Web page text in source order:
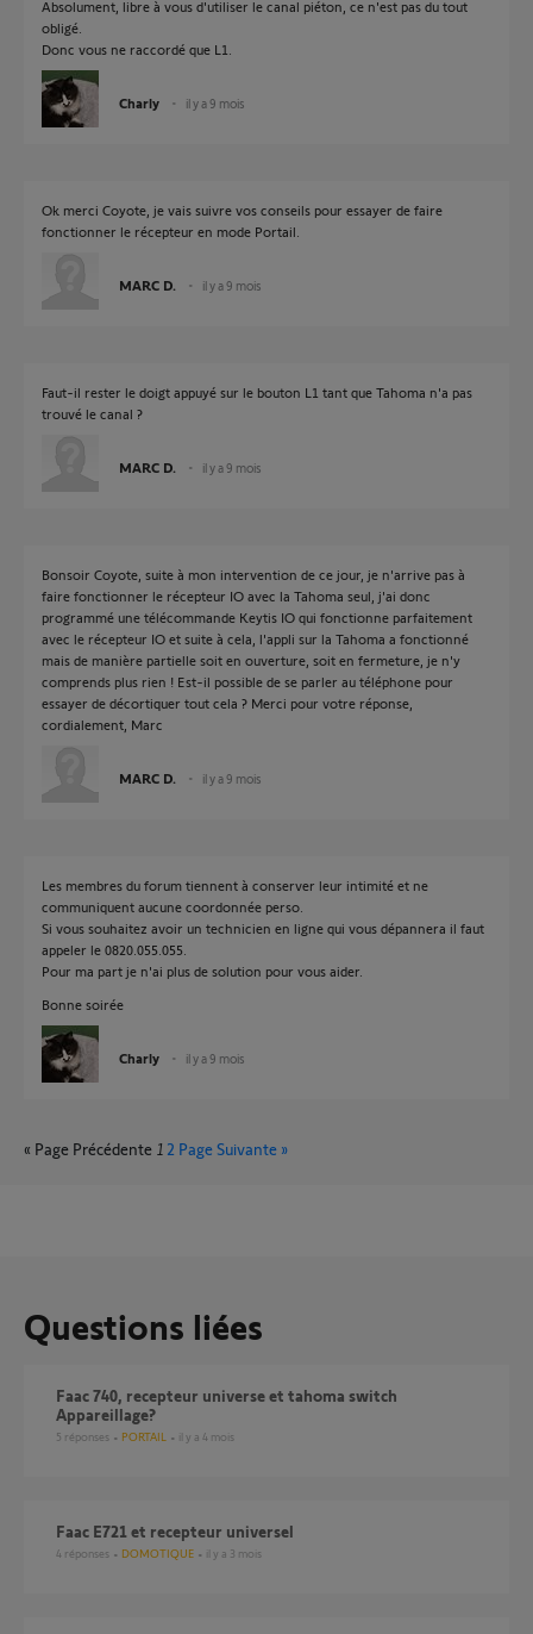
Absolument, libre à vous d'utiliser le canal piéton, ce n'est pas du tout
obligé.
Donc vous ne raccordé que L1.
Charly il y a 9 mois
Ok merci Coyote, je vais suivre vos conseils pour essayer de faire
fonctionner le récepteur en mode Portail.
MARC D. il y a 9 mois
Faut-il rester le doigt appuyé sur le bouton L1 tant que Tahoma n'a pas
trouvé le canal ?
MARC D. il y a 9 mois
Bonsoir Coyote, suite à mon intervention de ce jour, je n'arrive pas à
faire fonctionner le récepteur IO avec la Tahoma seul, j'ai donc
programmé une télécommande Keytis IO qui fonctionne parfaitement
avec le récepteur IO et suite à cela, l'appli sur la Tahoma a fonctionné
mais de manière partielle soit en ouverture, soit en fermeture, je n'y
comprends plus rien ! Est-il possible de se parler au téléphone pour
essayer de décortiquer tout cela ? Merci pour votre réponse,
cordialement, Marc
MARC D. il y a 9 mois
Les membres du forum tiennent à conserver leur intimité et ne
communiquent aucune coordonnée perso.
Si vous souhaitez avoir un technicien en ligne qui vous dépannera il faut
appeler le 0820.055.055.
Pour ma part je n'ai plus de solution pour vous aider.
Bonne soirée
Charly il y a 9 mois
« Page Précédente 1 2 Page Suivante »
Questions liées
Faac 740, recepteur universe et tahoma switch
Appareillage?
5 réponses PORTAIL il y a 4 mois
Faac E721 et recepteur universel
4 réponses DOMOTIQUE il y a 3 mois